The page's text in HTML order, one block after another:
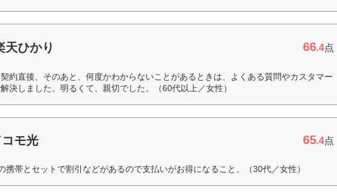
天ひかり 66.4点
約直後、そのあと、何度かわからないことがあるときは、よくある質問やカスタマー
決しました。明るくて、親切でした。（60代以上／女性）
コモ光 65.4点
携帯とセットで割引などがあるので支払いがお得になること。（30代／女性）